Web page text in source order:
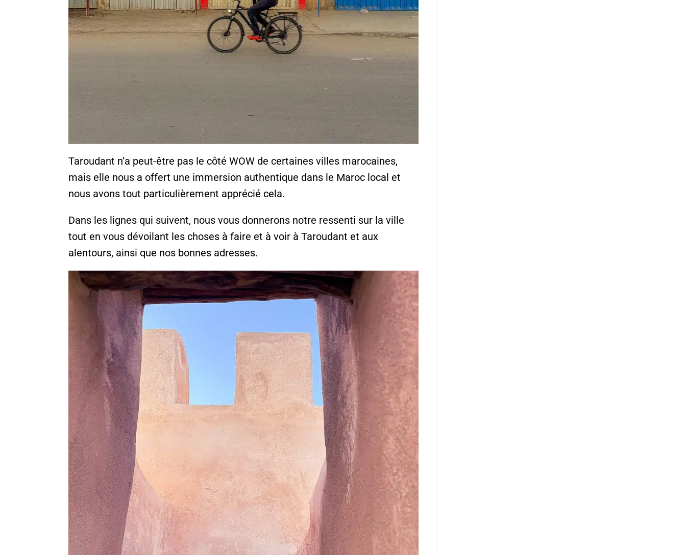
Taroudant n’a peut-être pas le côté WOW de certaines villes marocaines,
mais elle nous a offert une immersion authentique dans le Maroc local et
nous avons tout particulièrement apprécié cela.
Dans les lignes qui suivent, nous vous donnerons notre ressenti sur la ville
tout en vous dévoilant les choses à faire et à voir à Taroudant et aux
alentours, ainsi que nos bonnes adresses.